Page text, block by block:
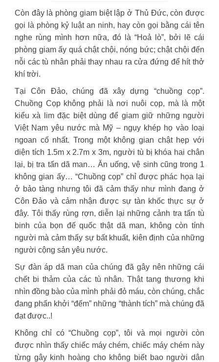
Còn đây là phòng giam biệt lập ở Thủ Đức, còn được
gọi là phòng kỷ luật an ninh, hay còn gọi bằng cái tên
nghe rùng mình hơn nữa, đó là “Hoả lò”, bởi lẽ cái
phòng giam ấy quá chật chội, nóng bức; chật chội đến
nỗi các tù nhân phải thay nhau ra cửa đứng để hít thở
khí trời.
Tại Côn Đảo, chúng đã xây dựng “chuồng cọp”.
Chuồng Cọp không phải là nơi nuôi cọp, mà là một
kiểu xà lim đặc biệt dùng để giam giữ những người
Việt Nam yêu nước mà Mỹ – ngụy khép họ vào loại
ngoan cố nhất. Trong một không gian chật hẹp với
diện tích 1.5m x 2.7m x 3m, người tù bị khóa hai chân
lại, bị tra tấn dã man… Ăn uống, vệ sinh cũng trong 1
không gian ấy… “Chuồng cọp” chỉ được phác họa lại
ở bảo tàng nhưng tôi đã cảm thấy như mình đang ở
Côn Đảo và cảm nhận được sự tàn khốc thực sự ở
đây. Tôi thấy rùng rợn, diễn lại những cảnh tra tấn tù
binh của bọn đế quốc thật dã man, không còn tính
người mà cảm thấy sự bất khuất, kiên định của những
người cộng sản yêu nước.
Sự đàn áp dã man của chúng đã gây nên những cái
chết bi thảm của các tù nhân. Thật tang thương khi
nhìn đồng bào của mình phải đỏ máu, còn chúng, chắc
đang phấn khởi “đếm” những “thành tích” mà chúng đã
đạt được..!
Không chỉ có “Chuồng cọp”, tôi và mọi người còn
được nhìn thấy chiếc máy chém, chiếc máy chém này
từng gây kinh hoàng cho không biết bao người dân